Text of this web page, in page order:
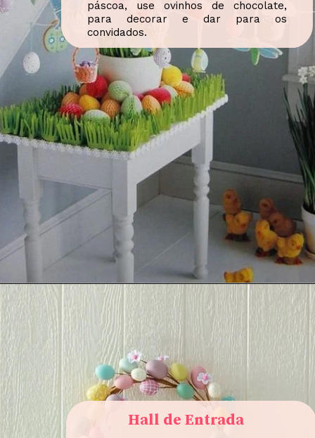
páscoa, use ovinhos de chocolate,
para decorar e dar para os
convidados.
Hall de Entrada